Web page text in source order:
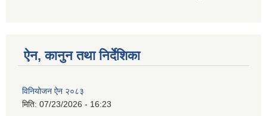
ऐन, कानुन तथा निर्देशिका
विनियोजन ऐन २०८३
मिति: 07/23/2026 - 16:23